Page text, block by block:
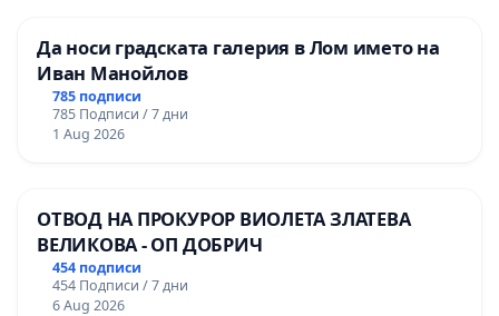
Да носи градската галерия в Лом името на
Иван Манойлов
785 подписи
785 Подписи / 7 дни
1 Aug 2026
ОТВОД НА ПРОКУРОР ВИОЛЕТА ЗЛАТЕВА
ВЕЛИКОВА - ОП ДОБРИЧ
454 подписи
454 Подписи / 7 дни
6 Aug 2026